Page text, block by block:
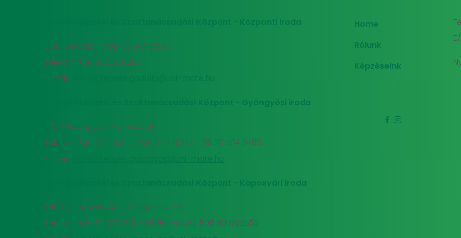
2100 Gödöllő, Páter Károly utca 1.
Telefon: +36 30 272 0206
E-mail:
MATE Felnőttképzési és Szaktanácsadási Központ - Gyöngyösi iroda
3200 Gyöngyös, Mátrai út 36.
Telefon: +36 37 518 326, +36 37 518 327, +36 20 534 9789
E-mail:
7400 Kaposvár, Guba Sándor u. 40.
Telefon: +36 82 505 800/02656, +36 82 505 800/02652
Home
Rólunk
Képzéseink